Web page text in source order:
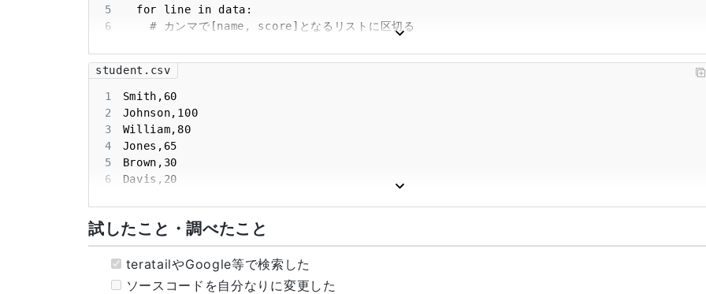
5
6
9
10
11
  print(student)
student.csv
1
2
3
4
5
6
9
Moore,60
10
11
12
試したこと・調べたこと
teratailやGoogle等で検索した
ソースコードを自分なりに変更した